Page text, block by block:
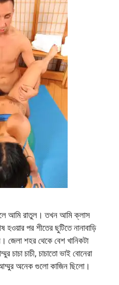
আমি রাতুল। তখন আমি ক্লাস
পর শীতের ছুটিতে নানাবাড়ি
জেলা শহর থেকে বেশ খানিকটা
চাচা চাচী, চাচাতো ভাই বোনেরা
অনেক গুলো কাজিন ছিলো।